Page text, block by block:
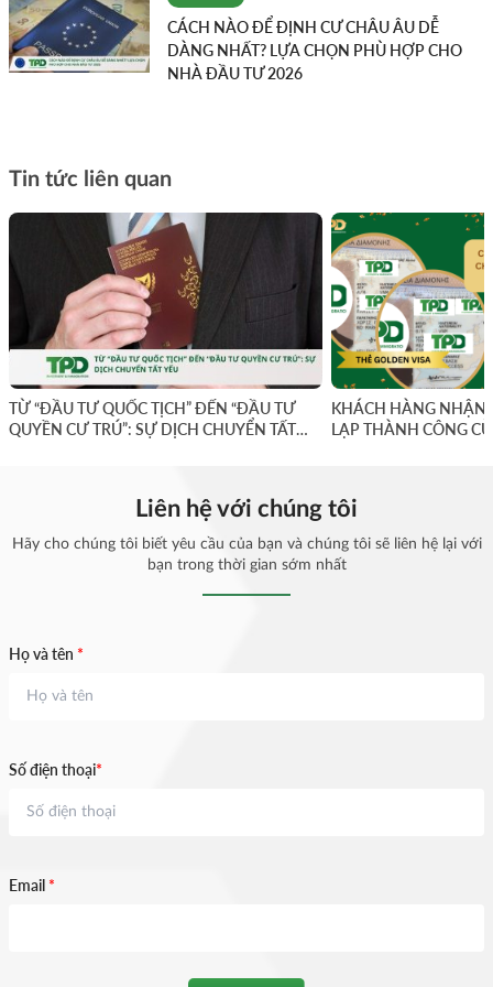
CÁCH NÀO ĐỂ ĐỊNH CƯ CHÂU ÂU DỄ
DÀNG NHẤT? LỰA CHỌN PHÙ HỢP CHO
NHÀ ĐẦU TƯ 2026
Tin tức liên quan
TỪ “ĐẦU TƯ QUỐC TỊCH” ĐẾN “ĐẦU TƯ
QUYỀN CƯ TRÚ”: SỰ DỊCH CHUYỂN TẤT
KHÁCH HÀNG NHẬN
LẠP THÀNH CÔNG
Liên hệ với chúng tôi
Hãy cho chúng tôi biết yêu cầu của bạn và chúng tôi sẽ liên hệ lại với
bạn trong thời gian sớm nhất
Họ và tên *
Số điện thoại*
Email *